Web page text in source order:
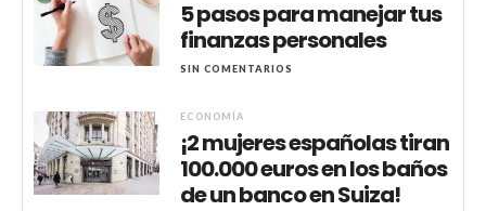
5 pasos para manejar tus
finanzas personales
SIN COMENTARIOS
ECONOMÍA
¡2 mujeres españolas tiran
100.000 euros en los baños
de un banco en Suiza!